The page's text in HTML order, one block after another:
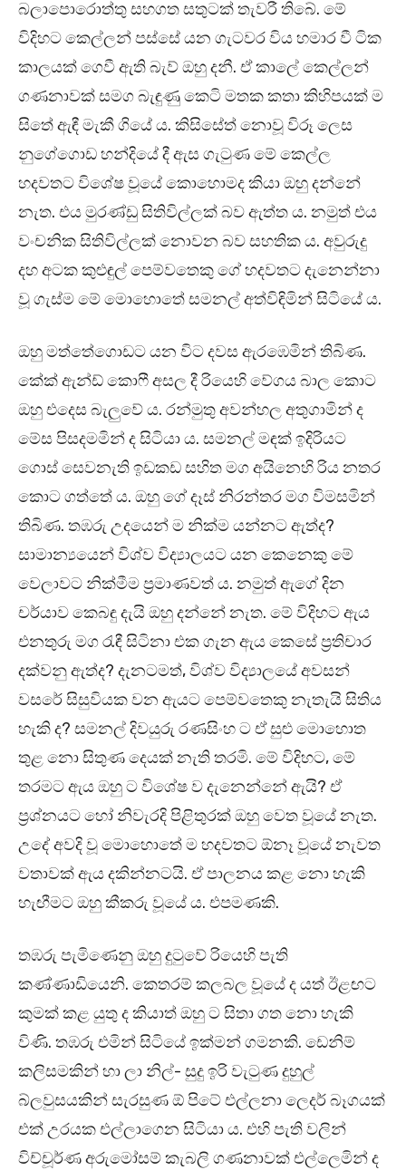
බලාපොරොත්තු සහගත සතුටක් තැවරී තිබේ. මේ
විදිහට කෙල්ලන් පස්සේ යන ගැටවර විය හමාර වී ටික
කාලයක් ගෙවී ඇති බැව් ඔහු දනී. ඒ කාලේ කෙල්ලන්
ගණනාවක් සමග බැඳුණු කෙටි මතක කතා කිහිපයක් ම
සිතේ ඇඳී මැකී ගියේ ය. කිසිසේත් නොවූ විරූ ලෙස
නුගේගොඩ හන්දියේ දී ඇස ගැටුණ මේ කෙල්ල
හදවතට විශේෂ වූයේ කොහොමද කියා ඔහු දන්නේ
නැත. එය මුරණ්ඩු සිතිවිල්ලක් බව ඇත්ත ය. නමුත් එය
වංචනික සිතිවිල්ලක් නොවන බව සහතික ය. අවුරුදු
දහ අටක කුළුඳුල් පෙම්වතෙකු ගේ හදවතට දැනෙන්නා
වූ ගැස්ම මේ මොහොතේ සමනල් අත්විඳිමින් සිටියේ ය.
ඔහු මත්තේගොඩට යන විට දවස ඇරඹෙමින් තිබිණ.
කේක් ඇන්ඩ් කොෆී අසල දී රියෙහි වේගය බාල කොට
ඔහු එදෙස බැලුවේ ය. රන්මුතු අවන්හල අතුගාමින් ද
මේස පිසදමමින් ද සිටියා ය. සමනල් මඳක් ඉදිරියට
ගොස් සෙවනැති ඉඩකඩ සහිත මග අයිනෙහි රිය නතර
කොට ගත්තේ ය. ඔහු ගේ දෑස් නිරන්තර මග විමසමින්
තිබිණ. තඹරු උදයෙන් ම නික්ම යන්නට ඇත්ද?
සාමාන්‍යයෙන් විශ්ව විද්‍යාලයට යන කෙනෙකු මේ
වෙලාවට නික්මීම ප්‍රමාණවත් ය. නමුත් ඇගේ දින
චර්යාව කෙබඳු දැයි ඔහු දන්නේ නැත. මේ විදිහට ඇය
එනතුරු මග රැඳී සිටිනා එක ගැන ඇය කෙසේ ප්‍රතිචාර
දක්වනු ඇත්ද? දැනටමත්, විශ්ව විද්‍යාලයේ අවසන්
වසරේ සිසුවියක වන ඇයට පෙම්වතෙකු නැතැයි සිතිය
හැකි ද? සමනල් දිවයුරු රණසිංහ ට ඒ සුළු මොහොත
තුළ නො සිතුණ දෙයක් නැති තරමි. මේ විදිහට, මේ
තරමට ඇය ඔහු ට විශේෂ ව දැනෙන්නේ ඇයි? ඒ
ප්‍රශ්නයට හෝ නිවැරදි පිළිතුරක් ඔහු වෙත වූයේ නැත.
උදේ අවදි වූ මොහොතේ ම හදවතට ඕනෑ වූයේ නැවත
වතාවක් ඇය දකින්නටයි. ඒ පාලනය කළ නො හැකි
හැඟීමට ඔහු කීකරු වූයේ ය. එපමණකි.
තඹරු පැමිණෙනු ඔහු දුටුවේ රියෙහි පැති
කණ්ණාඩියෙනි. කෙතරම් කලබල වූයේ ද යත් ඊළඟට
කුමක් කළ යුතු ද කියාත් ඔහු ට සිතා ගත නො හැකි
විණි. තඹරු එමින් සිටියේ ඉක්මන් ගමනකි. ඩෙනිම්
කලිසමකින් හා ලා නිල්- සුදු ඉරි වැටුණ දුහුල්
බ්ලවුසයකින් සැරසුණ ඕ පිටේ එල්ලනා ලෙදර් බෑගයක්
එක් උරයක එල්ලාගෙන සිටියා ය. එහි පැති වලින්
විච්චූර්ණ අරුමෝසම් කැබලි ගණනාවක් එල්ලෙමින් ද